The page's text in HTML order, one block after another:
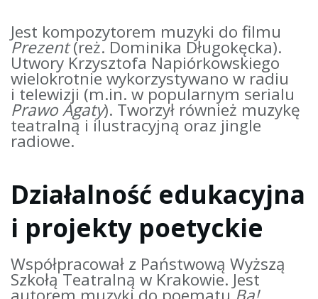
Jest kompozytorem muzyki do filmu
Prezent(reż. Dominika Długokęcka).
Utwory Krzysztofa Napiórkowskiego
wielokrotnie wykorzystywano w radiu
i telewizji (m.in. w popularnym serialu
Prawo Agaty). Tworzył również muzykę
teatralną i ilustracyjną oraz jingle
radiowe.
Działalność edukacyjna
i projekty poetyckie
Współpracował z Państwową Wyższą
Szkołą Teatralną w Krakowie. Jest